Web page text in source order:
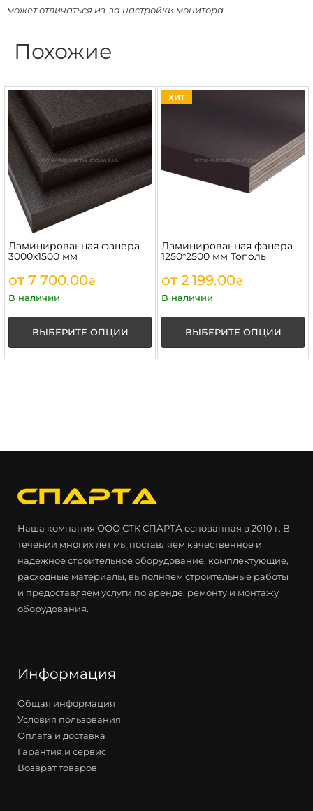
может отличаться из-за настройки монитора.
Похожие
Ламинированная фанера
3000х1500 мм
от 7 700.00₴
В наличии
ВЫБЕРИТЕ ОПЦИИ
ХИТ
Ламинированная фанера
1250*2500 мм Тополь
от 2 199.00₴
В наличии
ВЫБЕРИТЕ ОПЦИИ
Наша компания ООО СТК СПАРТА основанная в 2010 г. В
течении многих лет мы поставляем качественное и
надежное строительное оборудование, комплектующие,
расходные материалы, выполняем строительные работы
и предоставляем услуги по аренде, ремонту и монтажу
оборудования.
Информация
Общая информация
Условия пользования
Оплата и доставка
Гарантия и сервис
Возврат товаров